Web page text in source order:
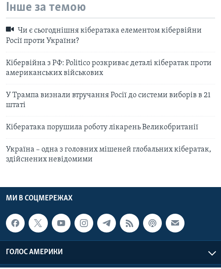
Інше за темою
Чи є сьогоднішня кібератака елементом кібервійни
Росії проти України?
Кібервійна з РФ: Politico розкриває деталі кібератак проти
американських військових
У Трампа визнали втручання Росії до системи виборів в 21
штаті
Кібератака порушила роботу лікарень Великобританії
Україна – одна з головних мішеней глобальних кібератак,
здійснених невідомими
МИ В СОЦМЕРЕЖАХ
ГОЛОС АМЕРИКИ